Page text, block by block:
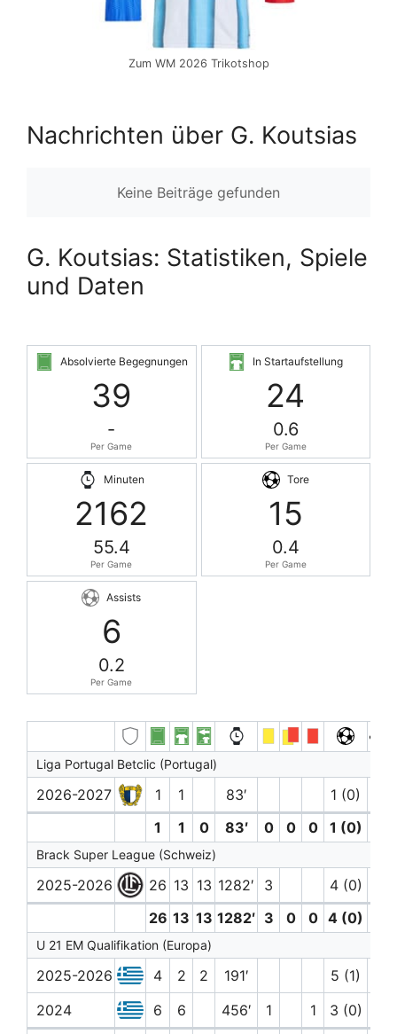
Zum WM 2026 Trikotshop
Nachrichten über G. Koutsias
Keine Beiträge gefunden
G. Koutsias: Statistiken, Spiele
und Daten
Absolvierte Begegnungen
39
-
Per Game
In Startaufstellung
24
0.6
Per Game
Minuten
2162
55.4
Per Game
Tore
15
0.4
Per Game
Assists
6
0.2
Per Game
Liga Portugal Betclic (Portugal)
2026-2027 1 1 83′
1 (0)
1
1 0 83′ 0 0 0 1 (0)
Brack Super League (Schweiz)
2025-2026 26 13 13 1282′ 3 4 (0)
26 13 13 1282′ 3 0 0 4 (0)
U 21 EM Qualifikation (Europa)
2025-2026 4 2 2 191′
5 (1)
2024
6 6 456′ 1 1 3 (0)